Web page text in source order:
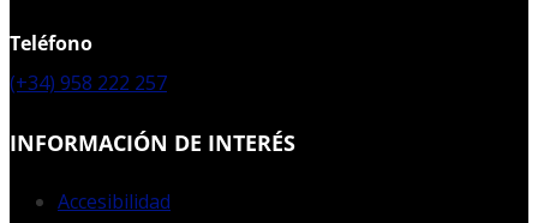
Teléfono
(+34) 958 222 257
INFORMACIÓN DE INTERÉS
Accesibilidad